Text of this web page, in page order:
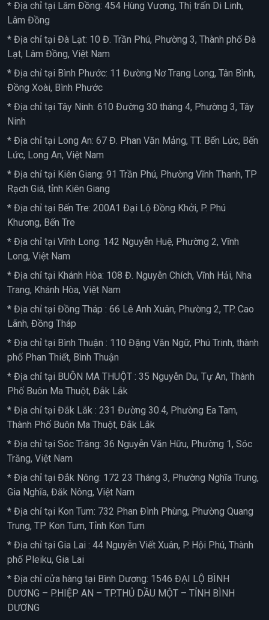
* Địa chỉ tại Lâm Đồng: 454 Hùng Vương, Thị trấn Di Linh,
Lâm Đồng
* Địa chỉ tại Đà Lạt: 10 Đ. Trần Phú, Phường 3, Thành phố Đà
Lạt, Lâm Đồng, Việt Nam
* Địa chỉ tại Bình Phước: 11 Đường Nơ Trang Long, Tân Bình,
Đồng Xoài, Bình Phước
* Địa chỉ tại Tây Ninh: 610 Đường 30 tháng 4, Phường 3, Tây
Ninh
* Địa chỉ tại Long An: 67 Đ. Phan Văn Mảng, TT. Bến Lức, Bến
Lức, Long An, Việt Nam
* Địa chỉ tại Kiên Giang: 91 Trần Phú, Phường Vĩnh Thanh, TP
Rạch Giá, tỉnh Kiên Giang
* Địa chỉ tại Bến Tre: 200A1 Đại Lộ Đồng Khởi, P. Phú
Khương, Bến Tre
* Địa chỉ tại Vĩnh Long: 142 Nguyễn Huệ, Phường 2, Vĩnh
Long, Việt Nam
* Địa chỉ tại Khánh Hòa: 108 Đ. Nguyễn Chích, Vĩnh Hải, Nha
Trang, Khánh Hòa, Việt Nam
* Địa chỉ tại Đồng Tháp : 66 Lê Anh Xuân, Phường 2, TP. Cao
Lãnh, Đồng Tháp
* Địa chỉ tại Bình Thuận : 110 Đặng Văn Ngữ, Phú Trinh, thành
phố Phan Thiết, Bình Thuận
* Địa chỉ tại BUÔN MA THUỘT : 35 Nguyễn Du, Tự An, Thành
Phố Buôn Ma Thuột, Đắk Lắk
* Địa chỉ tại Đắk Lắk : 231 Đường 30.4, Phường Ea Tam,
Thành Phố Buôn Ma Thuột, Đắk Lắk
* Địa chỉ tại Sóc Trăng: 36 Nguyễn Văn Hữu, Phường 1, Sóc
Trăng, Việt Nam
* Địa chỉ tại Đắk Nông: 172 23 Tháng 3, Phường Nghĩa Trung,
Gia Nghĩa, Đăk Nông, Việt Nam
* Địa chỉ tại Kon Tum: 732 Phan Đình Phùng, Phường Quang
Trung, TP Kon Tum, Tỉnh Kon Tum
* Địa chỉ tại Gia Lai : 44 Nguyễn Viết Xuân, P. Hội Phú, Thành
phố Pleiku, Gia Lai
* Địa chỉ cửa hàng tại Bình Dương: 1546 ĐẠI LỘ BÌNH
DƯƠNG – P.HIỆP AN – TP.THỦ DẦU MỘT – TỈNH BÌNH
DƯƠNG